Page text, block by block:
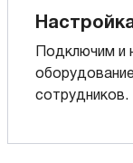
Подключим и
сотрудников.